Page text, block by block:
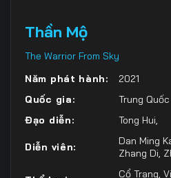
Thần Mộ
The Warrior From Sky
Năm phát hành:
2021
Quốc gia:
Trung Quốc
Đạo diễn:
Tong Hui,
Diễn viên: Dan Ming
Zhang Di,
Cổ Trang,